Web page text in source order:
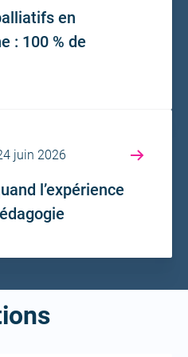
en
: 100 % de
juin 2026
l’expérience